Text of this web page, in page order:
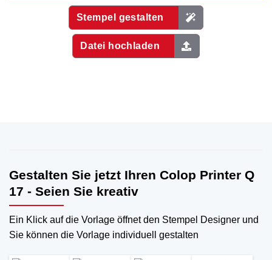
Stempel gestalten
Datei hochladen
Gestalten Sie jetzt Ihren Colop Printer Q
17 - Seien Sie kreativ
Ein Klick auf die Vorlage öffnet den Stempel Designer und
Sie können die Vorlage individuell gestalten